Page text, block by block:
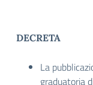
DECRETA
La
graduatoria